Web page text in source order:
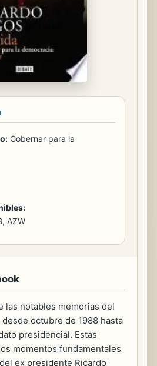
Gobernar para la
AZW
las notables memorias del
octubre de 1988 hasta
presidencial. Estas
momentos fundamentales
ex presidente Ricardo